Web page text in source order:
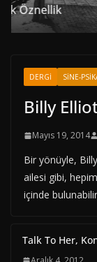
Nisan 15,
DERGI SINE-
Billy
Mayıs 19, 2014
Bir yönüyle,
ailesi gibi,
içinde
Talk To Her,